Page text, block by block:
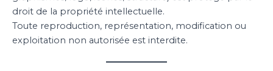
droit de la propriété intellectuelle.
Toute reproduction, représentation, modification ou
exploitation non autorisée est interdite.